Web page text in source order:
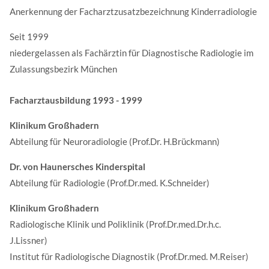
Anerkennung der Facharztzusatzbezeichnung Kinderradiologie
Seit 1999
niedergelassen als Fachärztin für Diagnostische Radiologie im
Zulassungsbezirk München
Facharztausbildung 1993 - 1999
Klinikum Großhadern
Abteilung für Neuroradiologie (Prof.Dr. H.Brückmann)
Dr. von Haunersches Kinderspital
Abteilung für Radiologie (Prof.Dr.med. K.Schneider)
Klinikum Großhadern
Radiologische Klinik und Poliklinik (Prof.Dr.med.Dr.h.c.
J.Lissner)
Institut für Radiologische Diagnostik (Prof.Dr.med. M.Reiser)
Nachricht
Ich stimme zu, dass meine Angaben aus dem
Kontaktformular zur Beantwortung meiner Anfrage
Rückfragen dauerhaft gespeichert werden. Sie können
Ihre Einwilligung jederzeit für die Zukunft per E-Mail
an anmeldung@radiologie-muenchen-nymphenburg.de
widerrufen. Detaillierte Informationen zum Umgang